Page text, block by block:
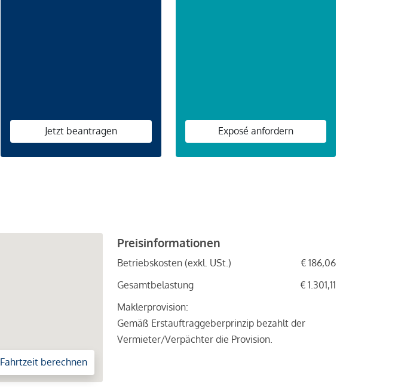
Jetzt beantragen Exposé anfordern
Fahrtzeit berechnen
Preisinformationen
Betriebskosten (exkl. USt.)
€ 186,06
Gesamtbelastung
€ 1.301,11
Maklerprovision:
Gemäß Erstauftraggeberprinzip bezahlt der
Vermieter/Verpächter die Provision.